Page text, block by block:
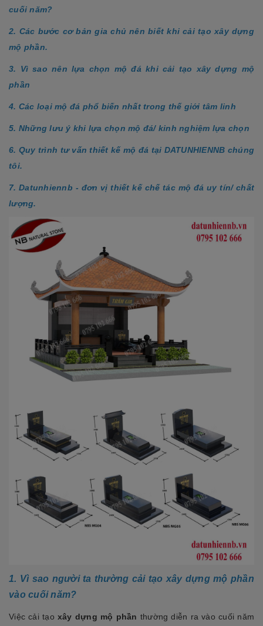
cuối năm?
2. Các bước cơ bản gia chủ nên biết khi cải tạo xây dựng
mộ phần.
3. Vì sao nên lựa chọn mộ đá khi cải tạo xây dựng mộ
phần
4. Các loại mộ đá phổ biến nhất trong thế giới tâm linh
5. Những lưu ý khi lựa chọn mộ đá/ kinh nghiệm lựa chọn
6. Quy trình tư vấn thiết kế mộ đá tại DATUNHIENNB chúng
tôi.
7. Datunhiennb - đơn vị thiết kế chế tác mộ đá uy tín/ chất
lượng.
1. Vì sao người ta thường cải tạo xây dựng mộ phần
vào cuối năm?
Việc cải tạo xây dựng mộ phần thường diễn ra vào cuối năm